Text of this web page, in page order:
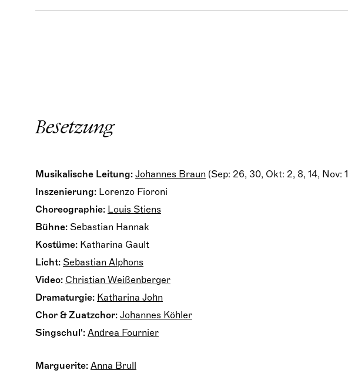
Besetzung
Musikalische Leitung: Johannes Braun (Sep: 26, 30, Okt: 2, 8, 14, Nov:
Inszenierung: Lorenzo Fioroni
Choreographie: Louis Stiens
Bühne: Sebastian Hannak
Kostüme: Katharina Gault
Licht: Sebastian Alphons
Video: Christian Weißenberger
Dramaturgie: Katharina John
Chor & Zuatzchor: Johannes Köhler
Singschul': Andrea Fournier
Marguerite: Anna Brull